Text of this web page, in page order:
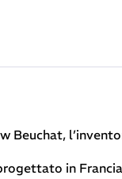
Beuchat,
in Francia